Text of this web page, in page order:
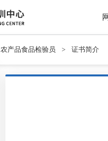
农产品食品检验员 > 证书简介